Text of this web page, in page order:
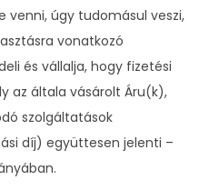
venni, úgy tudomásul veszi,
vonatkozó
és vállalja, hogy fizetési
az általa vásárolt Áru(k),
szolgáltatások
díj) együttesen jelenti –